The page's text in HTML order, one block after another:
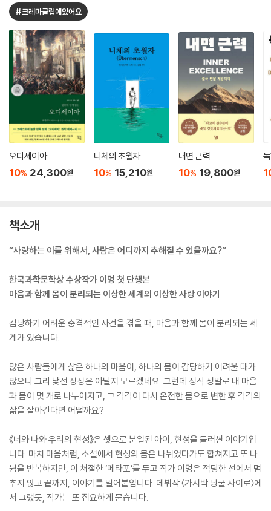
#크레마클럽에있어요
오디세이아
10% 24,300원
니체의 초월자
10% 15,210원
내면 근력
10% 19,800원
책소개
“사랑하는 이를 위해서, 사람은 어디까지 추해질 수 있을까요?”
한국과학문학상 수상작가 이멍 첫 단행본
마음과 함께 몸이 분리되는 이상한 세계의 이상한 사랑 이야기
감당하기 어려운 충격적인 사건을 겪을 때, 마음과 함께 몸이 분리되는 세
계가 있습니다.
많은 사람들에게 삶은 하나의 마음이, 하나의 몸이 감당하기 어려울 때가
많으니 그리 낯선 상상은 아닐지 모르겠네요. 그런데 정작 정말로 내 마음
과 몸이 몇 개로 나누어지고, 그 각각이 다시 온전한 몸으로 변한 후 각각의
삶을 살아간다면 어떨까요?
《너와 나와 우리의 현성》은 셋으로 분열된 아이, 현성을 둘러싼 이야기입
니다. 마치 마음처럼, 소설에서 현성의 몸은 나뉘었다가도 합쳐지고 또 나
뉨을 반복하지만, 이 처절한 ‘메타포’를 두고 작가 이멍은 적당한 선에서 멈
추지 않고 끝까지, 이야기를 밀어붙입니다. 데뷔작 〈가시박 넝쿨 사이로〉에
서 그랬듯, 작가는 또 집요하게 묻습니다.